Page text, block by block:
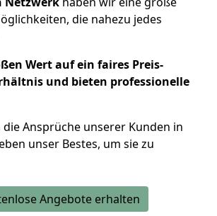
die nahezu jedes
Wert auf ein faires Preis-
und bieten professionelle
Ansprüche unserer Kunden in
unser Bestes, um sie zu
Angebote erhalten